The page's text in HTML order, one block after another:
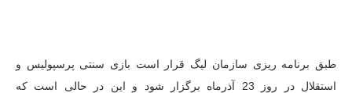
طبق برنامه ریزی سازمان لیگ قرار است بازی سنتی پرسپولیس و
استقلال در روز 23 آذرماه برگزار شود و این در حالی است که